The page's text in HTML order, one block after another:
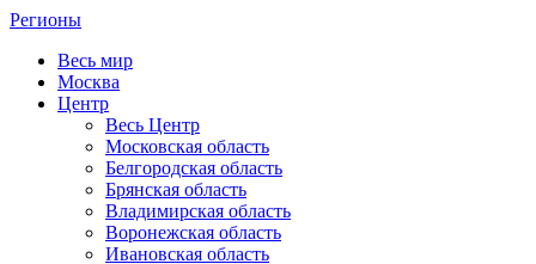
Регионы
Весь мир
Москва
Центр
Весь Центр
Московская область
Белгородская область
Брянская область
Владимирская область
Воронежская область
Ивановская область